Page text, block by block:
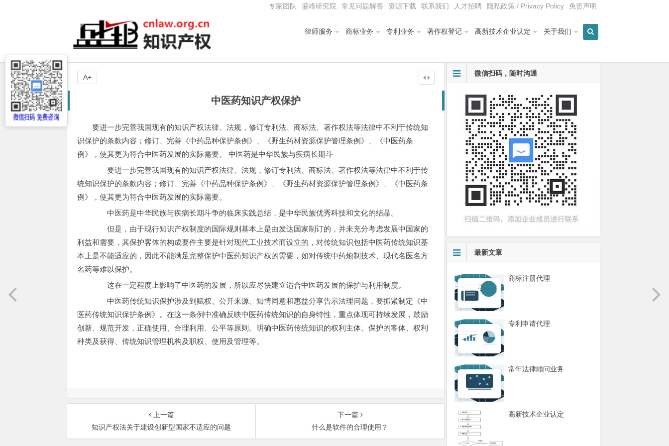
专家团队 盛峰研究院 常见问题解答 资源下载 联系我们 人才招聘 隐私政策 / Privacy Policy 免责声明
律师服务 商标业务 专利业务 著作权登记 高新技术企业认定 关于我们
中医药知识产权保护
要进一步完善我国现有的知识产权法律、法规，修订专利法、商标法、著作权法等法律中不利于传统知
识保护的条款内容；修订、完善《中药品种保护条例》、《野生药材资源保护管理条例》、《中医药条
例》，使其更为符合中医药发展的实际需要。 中医药是中华民族与疾病长期斗
要进一步完善我国现有的知识产权法律、法规，修订专利法、商标法、著作权法等法律中不利于传
统知识保护的条款内容；修订、完善《中药品种保护条例》、《野生药材资源保护管理条例》、《中医药条
例》，使其更为符合中医药发展的实际需要。
中医药是中华民族与疾病长期斗争的临床实践总结，是中华民族优秀科技和文化的结晶。
但是，由于现行知识产权制度的国际规则基本上是由发达国家制订的，并未充分考虑发展中国家的
利益和需要，其保护客体的构成要件主要是针对现代工业技术而设立的，对传统知识包括中医药传统知识基
本上是不能适应的，因此不能满足完整保护中医药知识产权的需要，如对传统中药炮制技术、现代名医名方
名药等难以保护。
这在一定程度上影响了中医药的发展，所以应尽快建立适合中医药发展的保护与利用制度。
中医药传统知识保护涉及到赋权、公开来源、知情同意和惠益分享告示法理问题，要抓紧制定《中
医药传统知识保护条例》。在这一条例中准确反映中医药传统知识的自身特性，重点体现可持续发展，鼓励
创新、规范开发，正确使用、合理利用、公平等原则。明确中医药传统知识的权利主体、保护的客体、权利
种类及获得、传统知识管理机构及职权、使用及管理等。
A+
上一篇
知识产权法关于建设创新型国家不适应的问题
下一篇
什么是软件的合理使用？
微信扫码，随时沟通
最新文章
商标注册代理
专利申请代理
常年法律顾问业务
高新技术企业认定